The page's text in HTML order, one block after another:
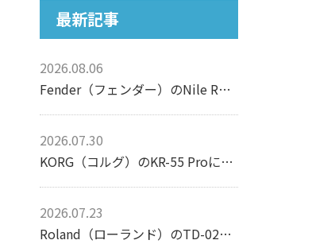
最新記事
2026.08.06
Fender（フェンダー）のNile Rodgers Hitmaker Stratocasterについて【エレキギター】
2026.07.30
KORG（コルグ）のKR-55 Proについて【リズムマシン】
2026.07.23
Roland（ローランド）のTD-02Kについて【電子ドラム】